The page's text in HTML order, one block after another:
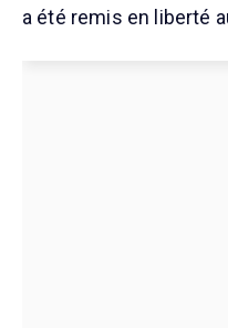
a été remis en liberté